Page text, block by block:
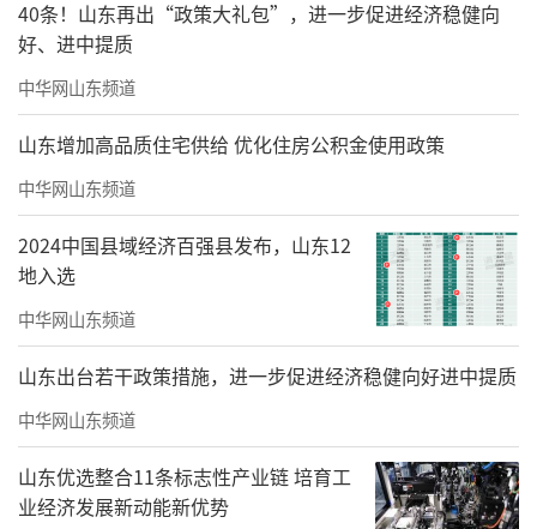
月，烟台港完成商品车运量22.7万辆，同比增
长25.4%。
为让山东构建的沿黄陆海大通道辐射范围
进一步拓展、延伸，将通道释放的“黄金效
应”进一步扩大，负责山东省内沿海港口运营
的山东港口集团，在国内重要物流枢纽城市积
极规划建设内陆港，将出海口搬至沿黄内陆城
市的“家门口”。山东港口陆海国际物流集团
董事长王玮介绍，山东港口集团累计布局建设
内陆港50个、开通海铁联运班列100条。
长安大学运输工程学院副教授毛新华说，
港口面向世界各大洲、中欧班列连接中亚及欧
40条！山东再出“政策大礼包”，进一步促进经济稳健向
好、进中提质
中华网山东频道
山东增加高品质住宅供给 优化住房公积金使用政策
中华网山东频道
2024中国县域经济百强县发布，山东12
地入选
中华网山东频道
山东出台若干政策措施，进一步促进经济稳健向好进中提质
中华网山东频道
山东优选整合11条标志性产业链 培育工
业经济发展新动能新优势